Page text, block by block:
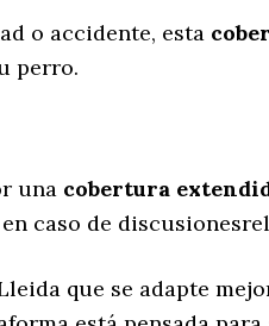
o accidente, esta
perro.
una cobertura
en caso de
que se adapte